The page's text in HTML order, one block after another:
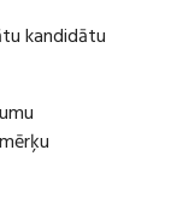
kandidātu